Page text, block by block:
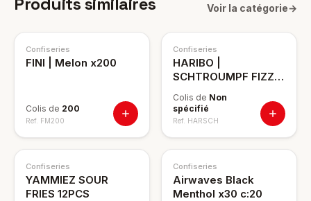
Voir la catégorie→
Confiseries
FINI | Melon x200
Colis de 200
Ref. FM200
Confiseries
HARIBO |
SCHTROUMPF FIZZ
Colis de Non
spécifié
Ref. HARSCH
Confiseries
YAMMIEZ SOUR
FRIES 12PCS
Confiseries
Airwaves Black
Menthol x30 c:20